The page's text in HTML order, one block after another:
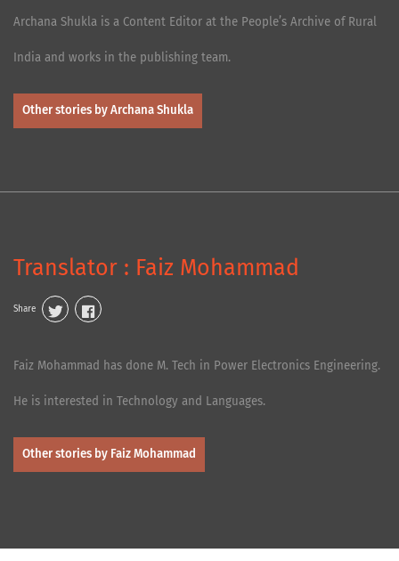
Archana Shukla is a Content Editor at the People’s Archive of Rural
India and works in the publishing team.
Other stories by Archana Shukla
Translator : Faiz Mohammad
Share
Faiz Mohammad has done M. Tech in Power Electronics Engineering.
He is interested in Technology and Languages.
Other stories by Faiz Mohammad